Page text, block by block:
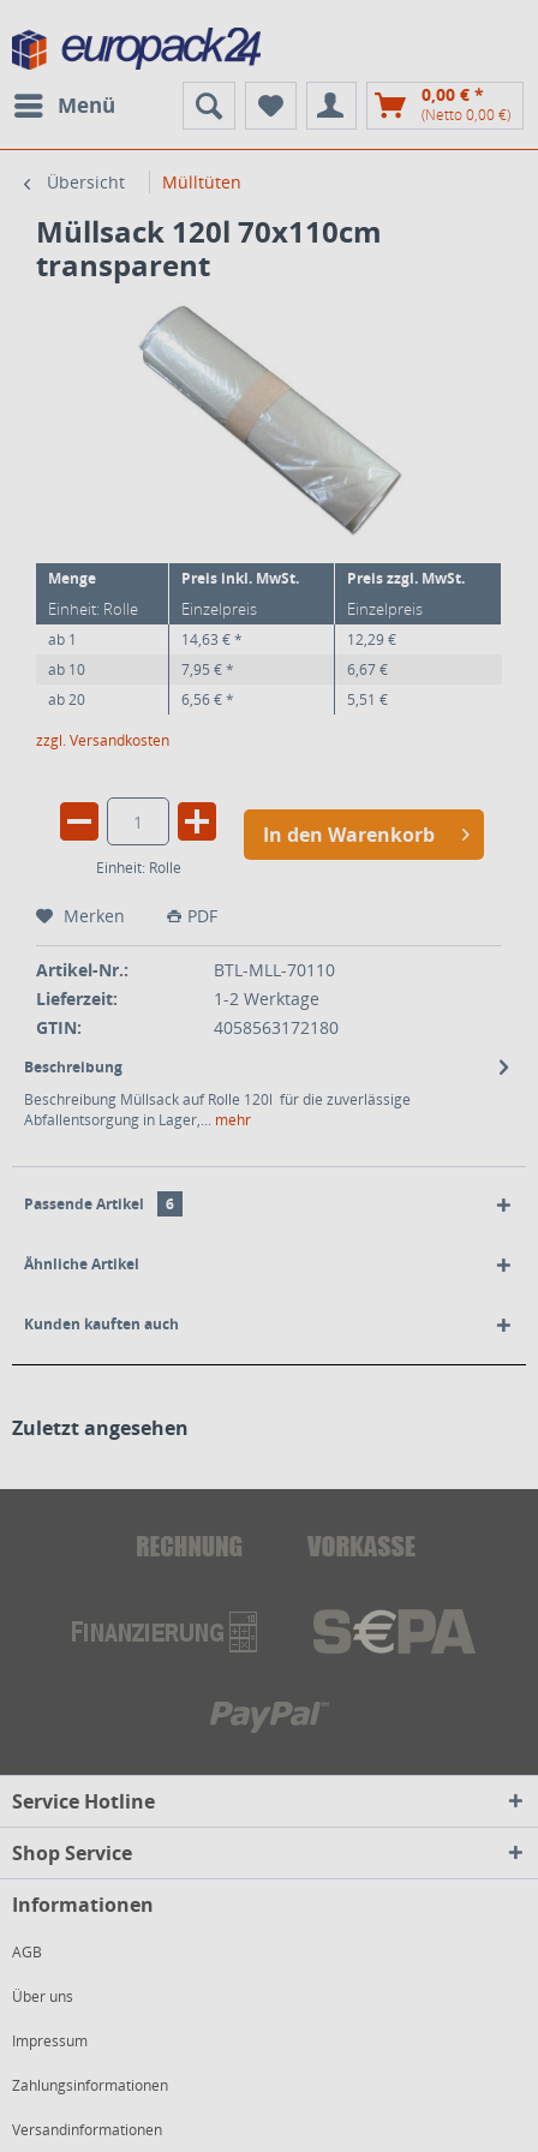
Menü 0,00 € *
(Netto 0,00 €)
Übersicht Mülltüten
Müllsack 120l 70x110cm
transparent
Menge Preis inkl. MwSt. Preis zzgl. MwSt.
Einheit: Rolle Einzelpreis Einzelpreis
ab 1 14,63 € *
12,29 €
ab 10 7,95 € *
6,67 €
ab20 6,56 € *
5,51 €
zzgl. Versandkosten
Einheit: Rolle
In den Warenkorb
Merken PDF
Artikel-Nr.:
BTL-MLL-70110
Lieferzeit:
1-2 Werktage
GTIN:
4058563172180
Beschreibung
Beschreibung Müllsack auf Rolle 120l für die zuverlässige
Abfallentsorgung in Lager,... mehr
Passende Artikel 6
Ähnliche Artikel
Kunden kauften auch
Zuletzt angesehen
Service Hotline
Shop Service
Informationen
AGB
Über uns
Impressum
Zahlungsinformationen
Versandinformationen